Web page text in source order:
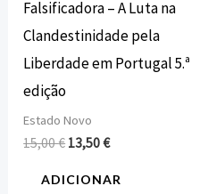
Falsificadora – A Luta na
Clandestinidade pela
Liberdade em Portugal 5.ª
edição
Estado Novo
15,00€ 13,50€
ADICIONAR